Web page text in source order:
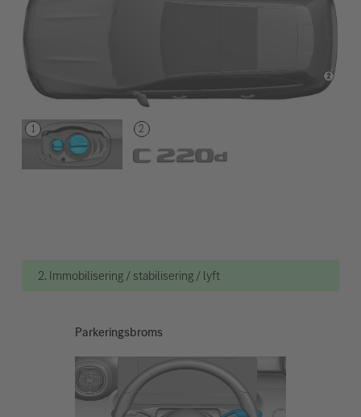
2. Immobilisering / stabilisering / lyft
Parkeringsbroms